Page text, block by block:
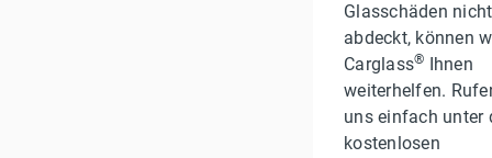
Glasschäden nicht
abdeckt, können
Carglass® Ihnen
weiterhelfen.
uns einfach unter
kostenlosen